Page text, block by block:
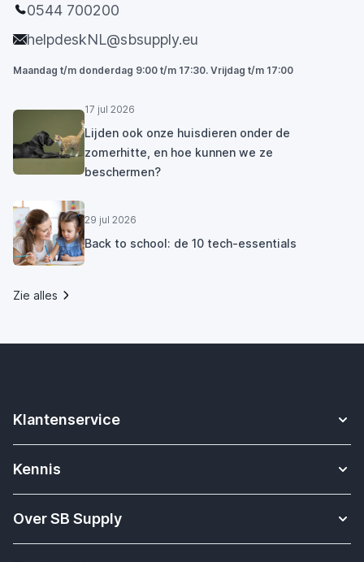
0544 700200
helpdeskNL@sbsupply.eu
Maandag t/m donderdag 9:00 t/m 17:30. Vrijdag t/m 17:00
17 jul 2026
Lijden ook onze huisdieren onder de
zomerhitte, en hoe kunnen we ze
beschermen?
29 jul 2026
Back to school: de 10 tech-essentials
Zie alles
Klantenservice
Contact
Verzending & bezorging
Kennis
Apple Watch bandjes kennisbank
Over SB Supply